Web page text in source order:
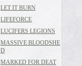
LET IT BURN
LIFEFORCE
LUCIFERS LEGIONS
MASSIVE BLOODSHE
D
MARKED FOR DEAT